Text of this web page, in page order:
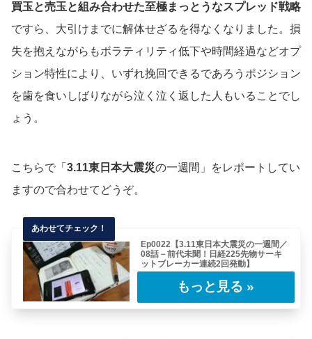
買玉と売玉と組み合わせた至極まっとうなスプレッド戦略
ですら、大引けまでに解体せざるを得なくなりました。損
失を抱えながらもボラティリティ低下や時間経過などオプ
ション特性により、いずれ挽回できるであろうポジション
を歯を食いしばりながら泣く泣く返した人もいることでし
ょう。
こちらで「 3.11東日本大震災の一週間」をレポートしてい
ますので合わせてどうぞ。
Ep0022【3.11東日本大震災の一週間／
08話－前代未聞！日経225先物サーキ
ットブレーカー連続2回発動】
日。日中、日経225先物は前代未聞のサー